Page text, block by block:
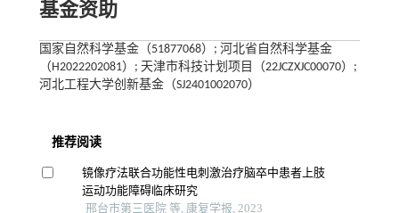
基金资助
国家自然科学基金（51877068）; 河北省自然科学基金
（H2022202081）; 天津市科技计划项目（22JCZXJC00070）;
河北工程大学创新基金（SJ2401002070）